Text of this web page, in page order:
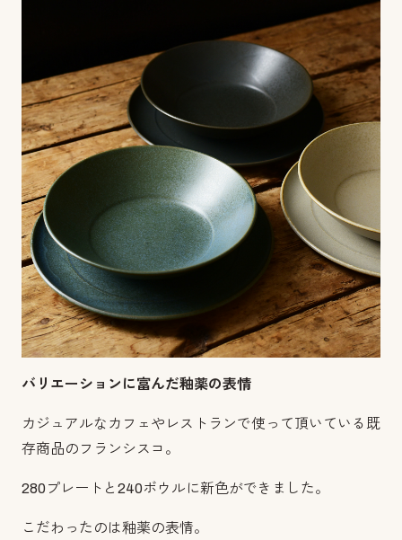
バリエーションに富んだ釉薬の表情
カジュアルなカフェやレストランで使って頂いている既
存商品のフランシスコ。
280プレートと240ボウルに新色ができました。
こだわったのは釉薬の表情。